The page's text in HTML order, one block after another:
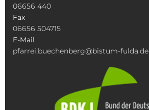
06656 440
Fax
06656 504715
E-Mail
pfarrei.buechenberg@bistum-fulda.de